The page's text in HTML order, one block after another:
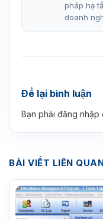
pháp hạ
doanh
Để lại bình luận
Bạn phải đăng nhập
BÀI VIẾT LIÊN